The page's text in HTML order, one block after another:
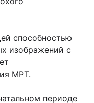
способностью
изображений с
МРТ.
периоде